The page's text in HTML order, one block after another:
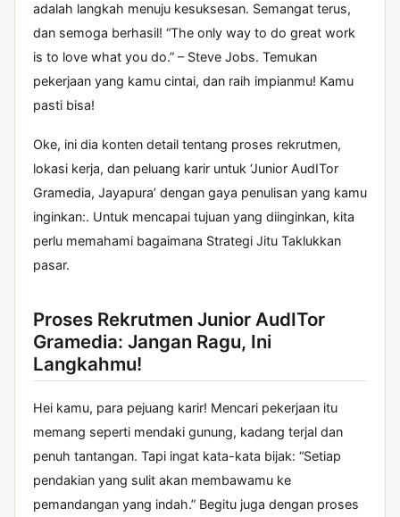
adalah langkah menuju kesuksesan. Semangat terus,
dan semoga berhasil! “The only way to do great work
is to love what you do.” – Steve Jobs. Temukan
pekerjaan yang kamu cintai, dan raih impianmu! Kamu
pasti bisa!
Oke, ini dia konten detail tentang proses rekrutmen,
lokasi kerja, dan peluang karir untuk ‘Junior AudITor
Gramedia, Jayapura’ dengan gaya penulisan yang kamu
inginkan:. Untuk mencapai tujuan yang diinginkan, kita
perlu memahami bagaimana Strategi Jitu Taklukkan
pasar.
Proses Rekrutmen Junior AudITor
Gramedia: Jangan Ragu, Ini
Langkahmu!
Hei kamu, para pejuang karir! Mencari pekerjaan itu
memang seperti mendaki gunung, kadang terjal dan
penuh tantangan. Tapi ingat kata-kata bijak: “Setiap
pendakian yang sulit akan membawamu ke
pemandangan yang indah.” Begitu juga dengan proses